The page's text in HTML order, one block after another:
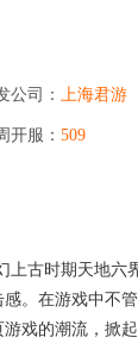
端
引流新利器
公司： 上海君游
开服： 509
上古时期天地
。在游戏中不
戏的潮流，掀